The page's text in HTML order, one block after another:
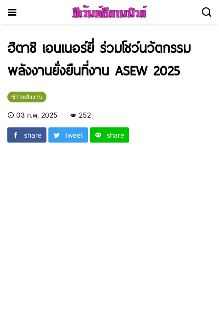
ฮิตาชิ เอนเนอร์ยี่ ร่วมโชว์นวัตกรรม
พลังงานยั่งยืนที่งาน ASEW 2025
ข่าวพลังงาน
03 ก.ค. 2025 252
share tweet share